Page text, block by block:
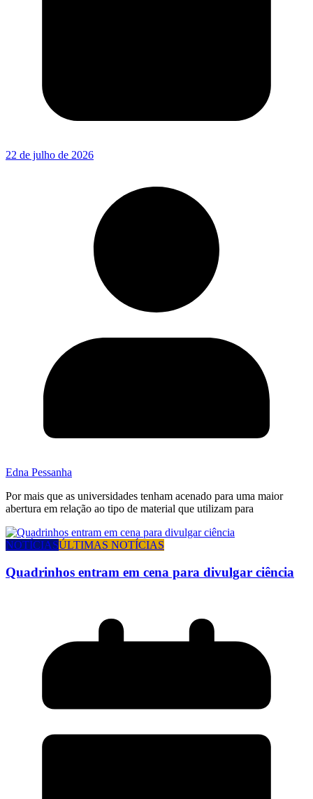
22 de julho de 2026
Edna Pessanha
Por mais que as universidades tenham acenado para uma maior
abertura em relação ao tipo de material que utilizam para
NOTÍCIASÚLTIMAS NOTÍCIAS
Quadrinhos entram em cena para divulgar ciência